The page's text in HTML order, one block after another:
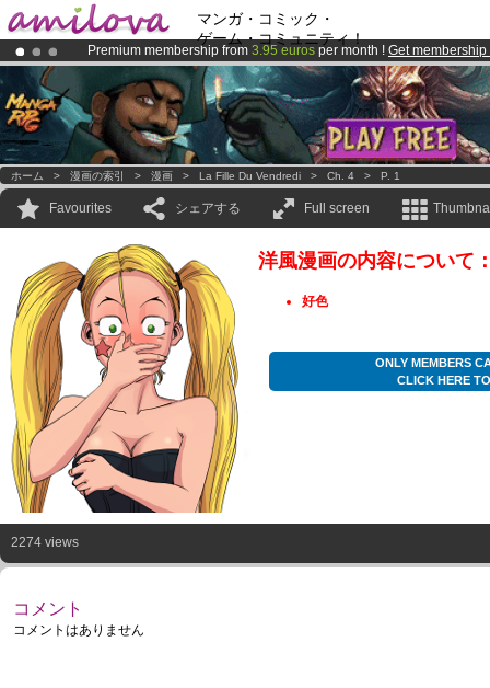
マンガ・コミック・
ゲーム・コミュニティ！
Premium membership from 3.95 euros per month ! Get membership
Already 100000membersand 1000comics & mangas!.
AmilovaKickstarter is now LIVE!.
ホーム > 漫画の索引 > 漫画 > La Fille Du Vendredi > Ch. 4 > P. 1
Favourites シェアする Full screen
洋風漫画の内容について
好色
ONLY MEMBERS
CLICK HERE
2274 views
コメント
コメントはありません